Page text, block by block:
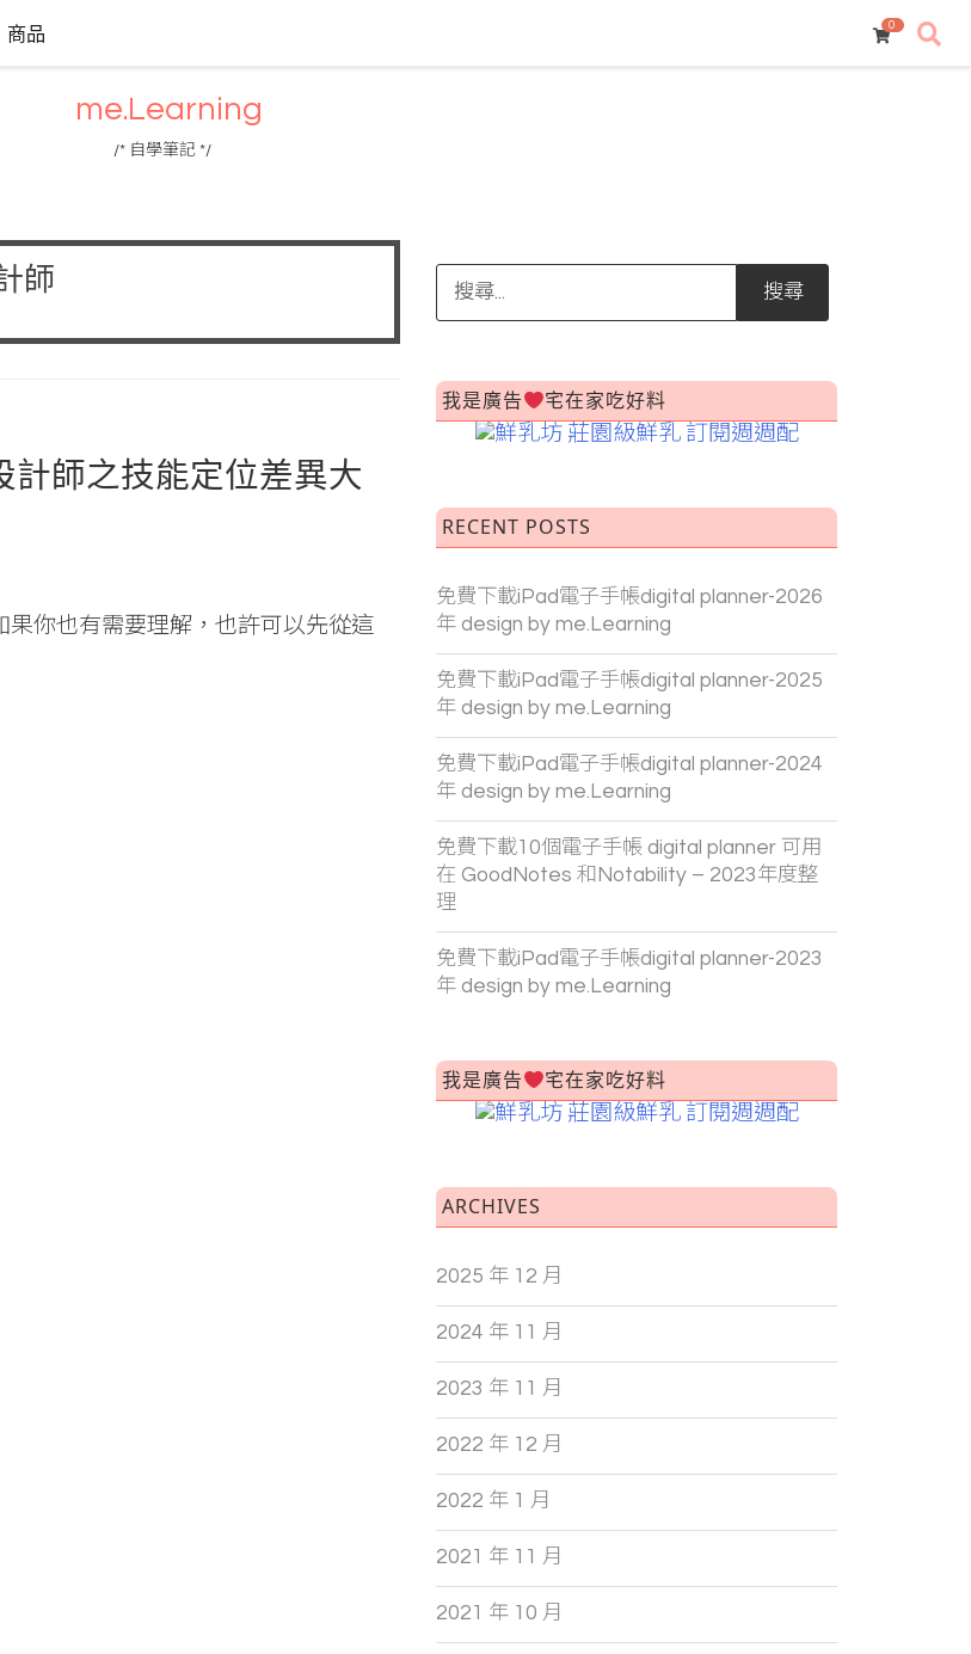
商品 0
me.Learning
/* 自學筆記 */
師
計師之技能定位差異大
果你也有需要理解，也許可以先從這
尋
字:
我是廣告 宅在家吃好料
RECENT POSTS
免費下載iPad電子手帳digital planner-2026
年 design by me.Learning
免費下載iPad電子手帳digital planner-2025
年 design by me.Learning
免費下載iPad電子手帳digital planner-2024
年 design by me.Learning
免費下載10個電子手帳 digital planner 可用
在 GoodNotes 和Notability – 2023年度整
理
免費下載iPad電子手帳digital planner-2023
年 design by me.Learning
我是廣告 宅在家吃好料
ARCHIVES
2025 年 12 月
2024 年 11 月
2023 年 11 月
2022 年 12 月
2022 年 1 月
2021 年 11 月
2021 年 10 月